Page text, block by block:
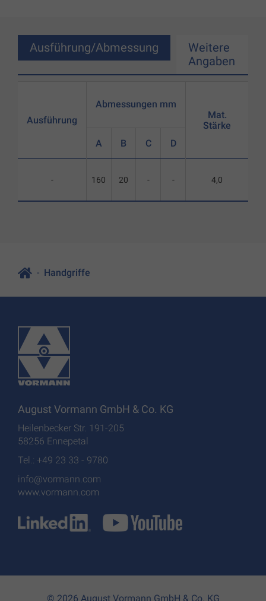
Ausführung/Abmessung
Weitere
Angaben
Ausführung
-
Abmessungen mm
A B C D
160 20 - -
Mat.
Stärke
4,0
Handgriffe
August Vormann GmbH & Co. KG
Heilenbecker Str. 191-205
58256 Ennepetal
Tel.: +49 23 33 - 9780
info@vormann.com
www.vormann.com
© 2026 August Vormann GmbH & Co. KG